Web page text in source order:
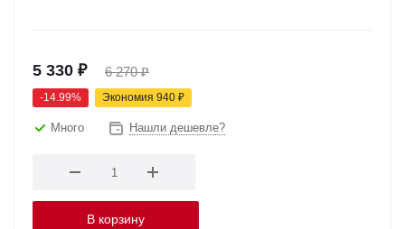
5 330 ₽ 6 270₽
-14.99% Экономия 940 ₽
Много Нашли дешевле?
В корзину